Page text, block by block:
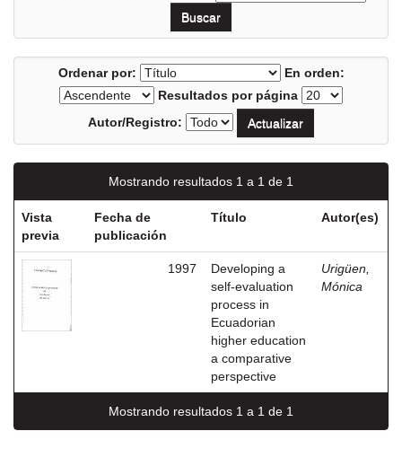
Ordenar por:
En orden:
Resultados por página
Autor/Registro:
Mostrando resultados 1 a 1 de 1
Vista
previa
Fecha de
publicación
Título Autor(es)
1997
Developing a
self-evaluation
process in
Ecuadorian
higher education
a comparative
perspective
Urigüen,
Mónica
Mostrando resultados 1 a 1 de 1